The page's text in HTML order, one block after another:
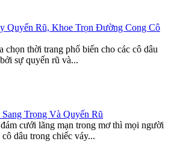
Quyến Rũ, Khoe Trọn Đường Cong Cô
thời trang phổ biến cho các cô dâu
sự quyến rũ và...
Trọng Và Quyến Rũ
cưới lãng mạn trong mơ thì mọi người
dâu trong chiếc váy...